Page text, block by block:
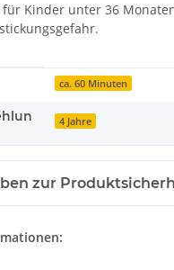
Kinder unter 36
ca. 60 Minuten
4 Jahre
zur